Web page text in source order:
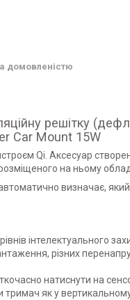
домовленістю
решітку
Car Mount 15W
Qi. Аксесуар
на ньому
визначає,
інтелектуального
різних
натиснути на
як у